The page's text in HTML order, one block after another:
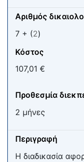
Αριθμός
7 + (2)
Κόστος
107,01 €
Προθεσμία
2 μήνες
Περιγραφή
Η διαδικασία